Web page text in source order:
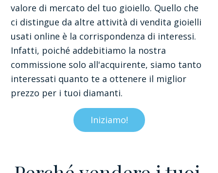
valore di mercato del tuo gioiello. Quello che
ci distingue da altre attività di vendita gioielli
usati online è la corrispondenza di interessi.
Infatti, poiché addebitiamo la nostra
commissione solo all'acquirente, siamo tanto
interessati quanto te a ottenere il miglior
prezzo per i tuoi diamanti.
Iniziamo!